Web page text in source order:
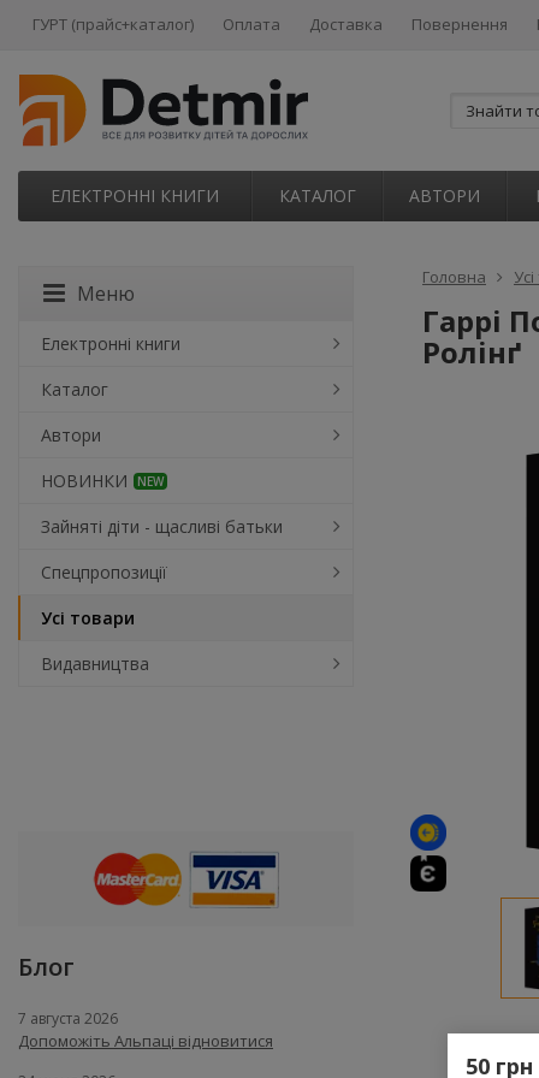
ГУРТ (прайс+каталог) Оплата Доставка Повернення
ЕЛЕКТРОННІ КНИГИ КАТАЛОГ АВТОРИ
Головна
Гаррі
Ролінґ
Меню
Електронні книги
Каталог
Автори
НОВИНКИ
NEW
Зайняті діти - щасливі батьки
Спецпропозиції
Усі товари
Видавництва
Блог
7 августа 2026
Допоможіть Альпаці відновитися
50